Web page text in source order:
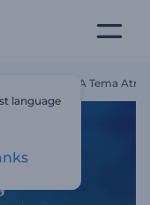
Immagini A Tema
language